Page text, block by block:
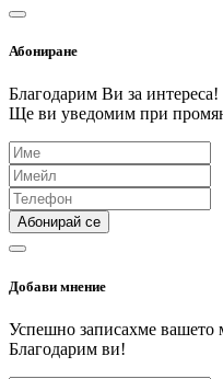
Абониране
Благодарим Ви за интереса!
Ще ви уведомим при
Абонирай се
Добави мнение
Успешно записахме вашето
Благодарим ви!